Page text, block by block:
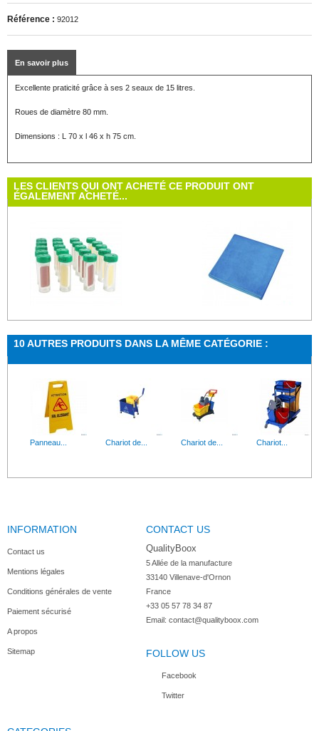
Référence : 92012
En savoir plus
Excellente praticité grâce à ses 2 seaux de 15 litres.
Roues de diamètre 80 mm.
Dimensions : L 70 x l 46 x h 75 cm.
LES CLIENTS QUI ONT ACHETÉ CE PRODUIT ONT
ÉGALEMENT ACHETÉ...
Lames gélosées Lavette...
Frange de...
Frange en coton blanc Longueur 40 cm - Destiné... Support pliant pour
6 planches à découper de couleur HACCP avec...
10 AUTRES PRODUITS DANS LA MÊME CATÉGORIE :
Panneau... Chariot de... Chariot de... Chariot...
Chariot de... Chariot de...
INFORMATION
Contact us
Mentions légales
Conditions générales de vente
Paiement sécurisé
A propos
Sitemap
CONTACT US
QualityBoox
5 Allée de la manufacture
33140 Villenave-d'Ornon
France
+33 05 57 78 34 87
Email: contact@qualityboox.com
FOLLOW US
Facebook
Twitter